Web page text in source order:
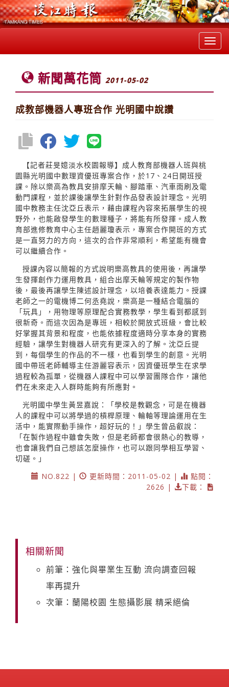
新聞萬花筒 2011-05-02
成教部機器人專班合作 光明國中說讚
【記者莊旻嬑淡水校園報導】成人教育部機器人班與桃
園縣光明國中數理資優班專案合作，於17、24日開班授
課。除以樂高為教具安排摩天輪、腳踏車、汽車雨刷及電
動門課程，並於課後讓學生針對作品發表設計理念。光明
國中教務主任沈亞丘表示，藉由課程內容來拓展學生的視
野外，也能啟發學生的數理種子，將能有所發揮。成人教
育部進修教育中心主任趙麗瓊表示，專案合作開班的方式
是一直努力的方向，這次的合作非常順利，希望能有機會
可以繼續合作。
授課內容以簡報的方式說明樂高教具的使用後，再讓學
生發揮創作力運用教具，組合出摩天輪等規定的製作物
後，最後再讓學生陳述設計理念，以培養表達能力。授課
老師之一的電機博二何丞堯說，樂高是一種結合電腦的
「玩具」，用物理等原理配合實務教學，學生看到都感到
很新奇。而這次因為是專班，相較於開放式班級，會比較
好掌握其背景和程度，也能依據程度適時分享本身的實務
經驗，讓學生對機器人研究有更深入的了解。沈亞丘提
到，每個學生的作品的不一樣，也看到學生的創意。光明
國中帶班老師輔導主任游麗容表示，因資優班學生在求學
過程較為孤單，從機器人課程中可以學習團隊合作，讓他
們在未來走入人群時能夠有所應對。
光明國中學生黃昱嘉說：「學校是教觀念，可是在機器
人的課程中可以將學過的槓桿原理、輪軸等理論運用在生
活中，能實際動手操作，超好玩的！」學生曾品叡說：
「在製作過程中雖會失敗，但是老師都會很熱心的教導，
也會讓我們自己想該怎麼操作，也可以跟同學相互學習、
切磋。」
NO.822 |
更新時間：2011-05-02 |
點閱：
2626 |
下載：
相關新聞
前筆：強化與畢業生互動 流向調查回報
率再提升
次筆：蘭陽校園 生態攝影展 精采絕倫